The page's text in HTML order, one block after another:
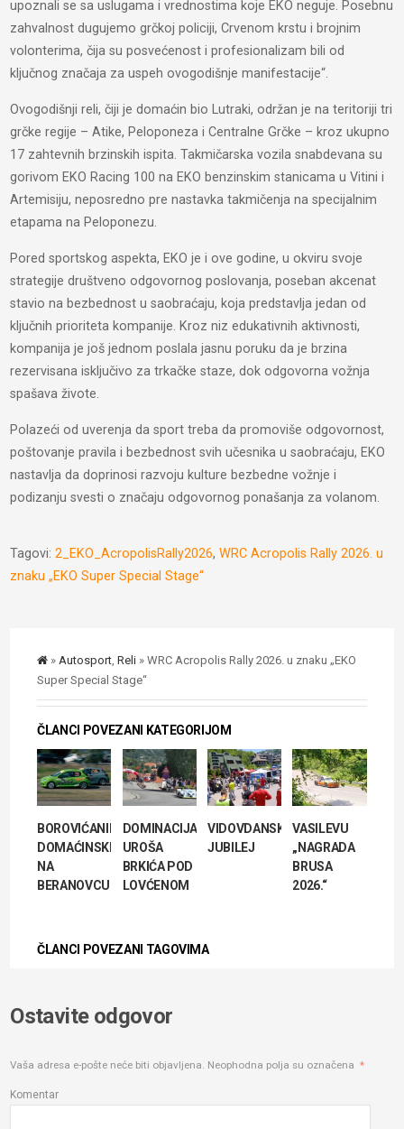
upoznali se sa uslugama i vrednostima koje EKO neguje. Posebnu
zahvalnost dugujemo grčkoj policiji, Crvenom krstu i brojnim
volonterima, čija su posvećenost i profesionalizam bili od
ključnog značaja za uspeh ovogodišnje manifestacije“.
Ovogodišnji reli, čiji je domaćin bio Lutraki, održan je na teritoriji tri
grčke regije – Atike, Peloponeza i Centralne Grčke – kroz ukupno
17 zahtevnih brzinskih ispita. Takmičarska vozila snabdevana su
gorivom EKO Racing 100 na EKO benzinskim stanicama u Vitini i
Artemisiju, neposredno pre nastavka takmičenja na specijalnim
etapama na Peloponezu.
Pored sportskog aspekta, EKO je i ove godine, u okviru svoje
strategije društveno odgovornog poslovanja, poseban akcenat
stavio na bezbednost u saobraćaju, koja predstavlja jedan od
ključnih prioriteta kompanije. Kroz niz edukativnih aktivnosti,
kompanija je još jednom poslala jasnu poruku da je brzina
rezervisana isključivo za trkačke staze, dok odgovorna vožnja
spašava živote.
Polazeći od uverenja da sport treba da promoviše odgovornost,
poštovanje pravila i bezbednost svih učesnika u saobraćaju, EKO
nastavlja da doprinosi razvoju kulture bezbedne vožnje i
podizanju svesti o značaju odgovornog ponašanja za volanom.
Tagovi:2_EKO_AcropolisRally2026,WRC Acropolis Rally 2026. u
znaku „EKO Super Special Stage“
»Autosport,Reli » WRC Acropolis Rally 2026. u znaku „EKO
Super Special Stage“
ČLANCI POVEZANI KATEGORIJOM
BOROVIĆANIN
DOMAĆINSKI
NA
BERANOVCU
DOMINACIJA
UROŠA
BRKIĆA POD
LOVĆENOM
VIDOVDANSKI
JUBILEJ
VASILEVU
„NAGRADA
BRUSA
2026.“
ČLANCI POVEZANI TAGOVIMA
Ostavite odgovor
Vaša adresa e-pošte neće biti objavljena. Neophodna polja su označena *
Komentar